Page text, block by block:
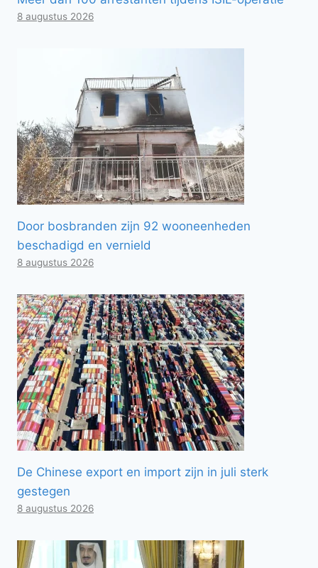
8 augustus 2026
Door bosbranden zijn 92 wooneenheden
beschadigd en vernield
8 augustus 2026
De Chinese export en import zijn in juli sterk
gestegen
8 augustus 2026